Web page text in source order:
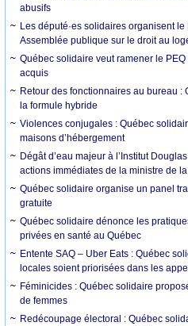
abusifs
Les député·es solidaires organisent
Assemblée publique sur le droit au
Québec solidaire veut ramener le
acquis
Retour des fonctionnaires au bureau
la formule hybride
Violences conjugales : Québec
maisons d’hébergement
Dégât d’eau majeur à l’Institut
actions immédiates de la ministre de
Québec solidaire organise un panel
gratuite
Québec solidaire dénonce les
privées en santé au Québec
Entente SAQ – Uber Eats : Québec
locales soient priorisées dans les
Féminicides : Québec solidaire
de femmes
Redécoupage électoral : Québec